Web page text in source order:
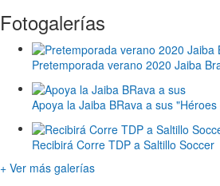
Fotogalerías
Pretemporada verano 2020 Jaiba
Apoya la Jaiba BRava a sus
Recibirá Corre TDP a Saltillo Soccer
+ Ver más galerías